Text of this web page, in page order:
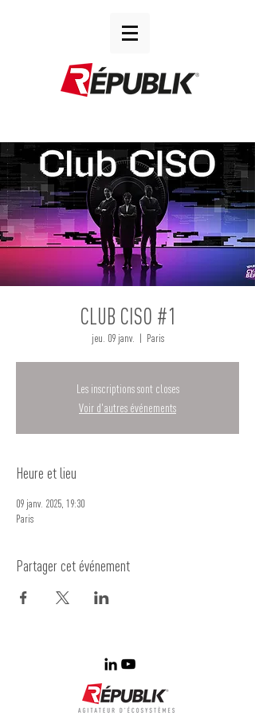
CLUB CISO #1
jeu. 09 janv.
  |
Paris
Les inscriptions sont closes
Voir d'autres événements
Heure et lieu
09 janv. 2025, 19:30
Paris
Partager cet événement